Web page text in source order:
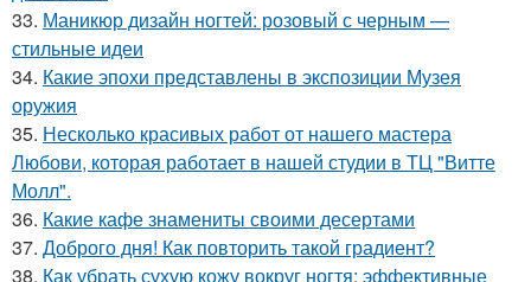
33. Маникюр дизайн ногтей: розовый с черным —
стильные идеи
34. Какие эпохи представлены в экспозиции Музея
оружия
35. Несколько красивых работ от нашего мастера
Любови, которая работает в нашей студии в ТЦ "Витте
Молл".
36. Какие кафе знамениты своими десертами
37. Доброго дня! Как повторить такой градиент?
38. Как убрать сухую кожу вокруг ногтя: эффективные